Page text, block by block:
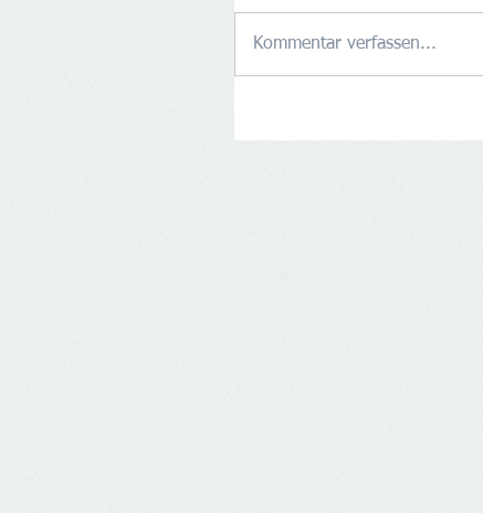
Kommentar verfassen...